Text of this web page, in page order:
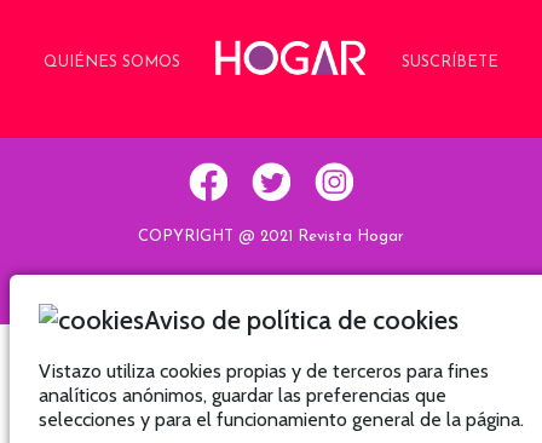
QUIÉNES SOMOS SUSCRÍBETE
COPYRIGHT @ 2021 Revista Hogar
Aviso de política de cookies
Vistazo utiliza cookies propias y de terceros para fines
analíticos anónimos, guardar las preferencias que
selecciones y para el funcionamiento general de la página.